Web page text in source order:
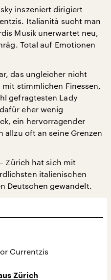
inszeniert dirigiert
Italianità sucht man
Musik unerwartet neu,
Total auf Emotionen
das ungleicher nicht
mit stimmlichen Finessen,
gefragtesten Lady
eher wenig
ein hervorragender
allzu oft an seine Grenzen
Zürich hat sich mit
italienischen
Deutschen gewandelt.
Currentzis
Zürich